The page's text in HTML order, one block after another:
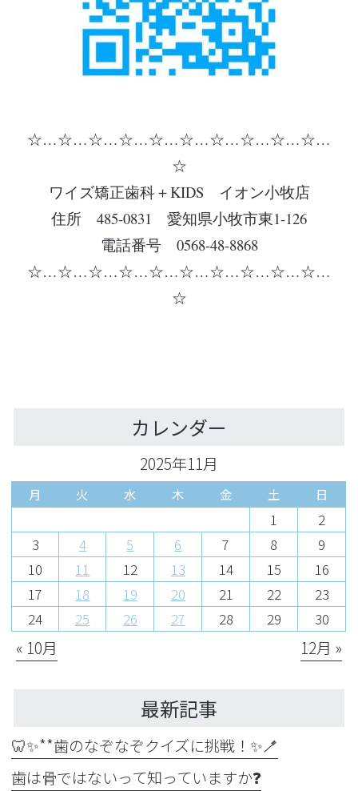
☆…☆…☆…☆…☆…☆…☆…☆…☆…☆…
☆
ワイズ矯正歯科＋KIDS イオン小牧店
住所 485-0831 愛知県小牧市東1-126
電話番号 0568-48-8868
☆…☆…☆…☆…☆…☆…☆…☆…☆…☆…
☆
カレンダー
2025年11月
月 火 水 木 金 土 日
1
2
3
4 5 6 7 8
9
10
11 12 13 14 15
16
17
18 19 20 21 22
23
24
25 26 27 28 29 30
« 10月 12月 »
最新記事
🦷✨**歯のなぞなぞクイズに挑戦！✨🪥
歯は骨ではないって知っていますか❓